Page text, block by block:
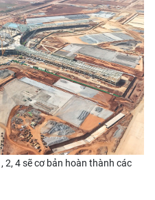
, 2, 4 sẽ cơ bản hoàn thành các